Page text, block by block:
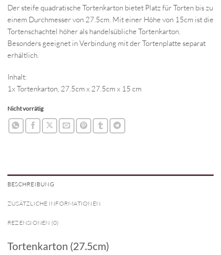
Der steife quadratische Tortenkarton bietet Platz für Torten bis zu
einem Durchmesser von 27.5cm. Mit einer Höhe von 15cm ist die
Tortenschachtel höher als handelsübliche Tortenkarton.
Besonders geeignet in Verbindung mit der Tortenplatte separat
erhältlich.
Inhalt:
1x Tortenkarton, 27.5cm x 27.5cm x 15 cm
Nicht vorrätig
BESCHREIBUNG
ZUSÄTZLICHE INFORMATIONEN
REZENSIONEN (0)
Tortenkarton (27.5cm)